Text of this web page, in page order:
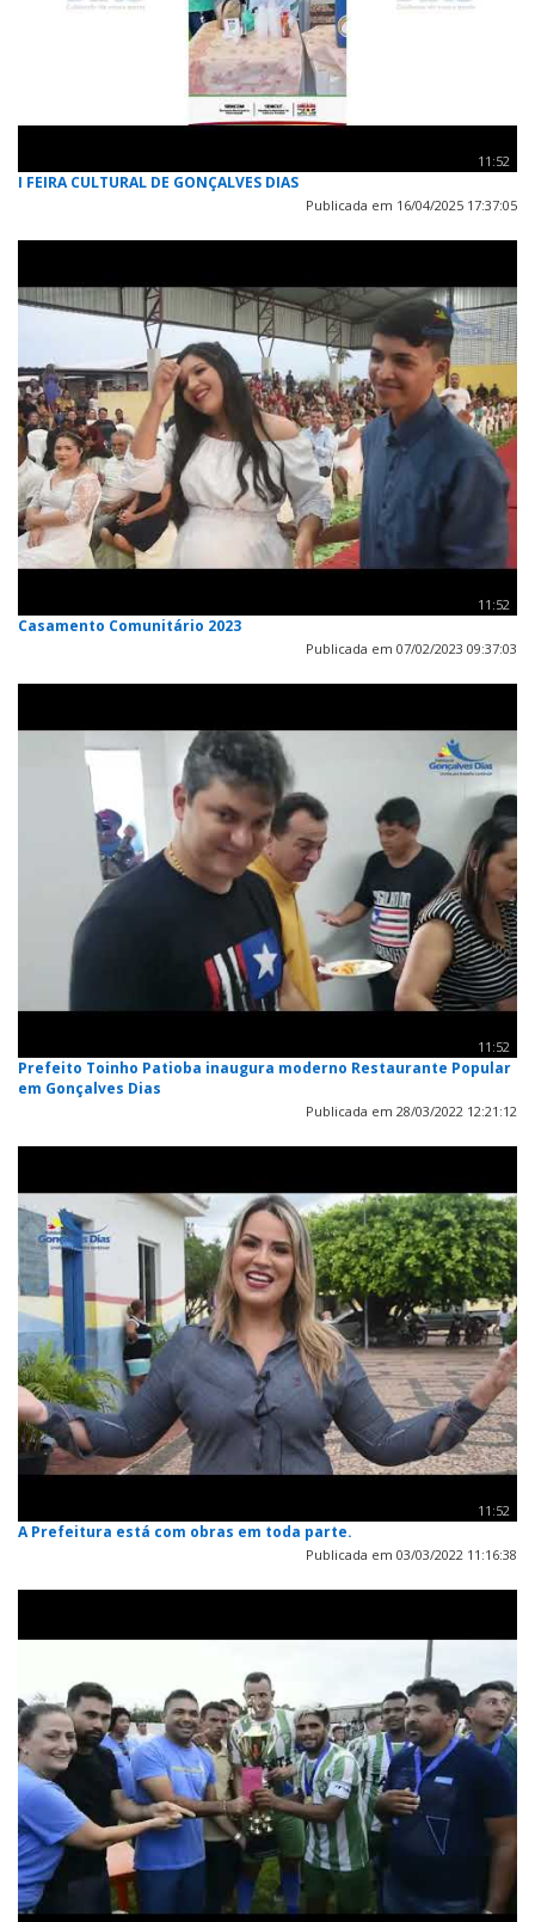
11:52
I FEIRA CULTURAL DE GONÇALVES DIAS
Publicada em 16/04/2025 17:37:05
11:52
Casamento Comunitário 2023
Publicada em 07/02/2023 09:37:03
11:52
Prefeito Toinho Patioba inaugura moderno Restaurante Popular
em Gonçalves Dias
Publicada em 28/03/2022 12:21:12
11:52
A Prefeitura está com obras em toda parte.
Publicada em 03/03/2022 11:16:38